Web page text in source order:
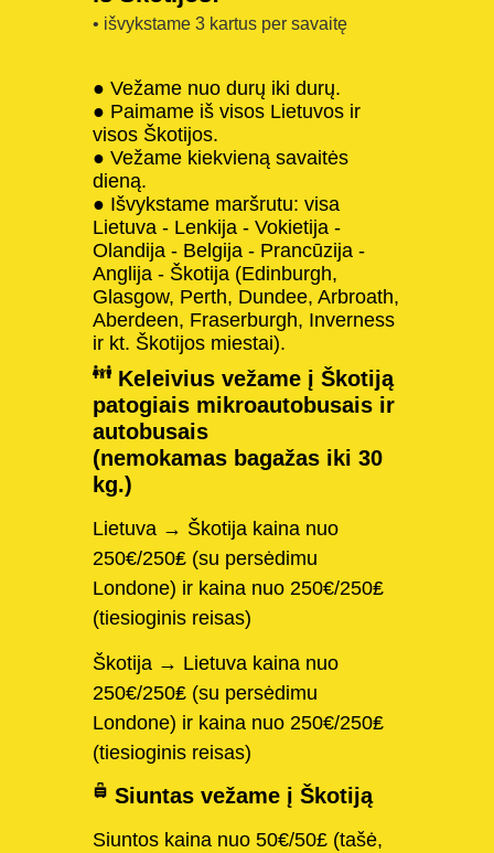
• išvykstame 3 kartus per savaitę
● Vežame nuo durų iki durų.
● Paimame iš visos Lietuvos ir
visos Škotijos.
● Vežame kiekvieną savaitės
dieną.
● Išvykstame maršrutu: visa
Lietuva - Lenkija - Vokietija -
Olandija - Belgija - Prancūzija -
Anglija - Škotija (Edinburgh,
Glasgow, Perth, Dundee, Arbroath,
Aberdeen, Fraserburgh, Inverness
ir kt. Škotijos miestai).
Keleivius vežame į Škotiją
patogiais mikroautobusais ir
autobusais
(nemokamas bagažas iki 30
kg.)
Lietuva → Škotija kaina nuo
250€/250₤ (su persėdimu
Londone) ir kaina nuo 250€/250₤
(tiesioginis reisas)
Škotija → Lietuva kaina nuo
250€/250₤ (su persėdimu
Londone) ir kaina nuo 250€/250₤
(tiesioginis reisas)
Siuntas vežame į Škotiją
Siuntos kaina nuo 50€/50£ (tašė,